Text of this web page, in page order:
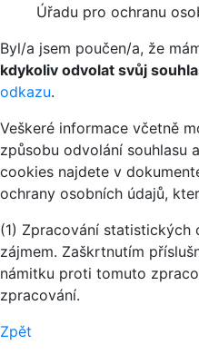
Úřadu pro ochranu
Byl/a jsem poučen/a, že
kdykoliv odvolat svůj
odkazu.
Veškeré informace včetně
způsobu odvolání souhlasu
cookies najdete v
ochrany osobních údajů,
(1) Zpracování statistických
zájmem. Zaškrtnutím
námitku proti tomuto
zpracování.
Zpět